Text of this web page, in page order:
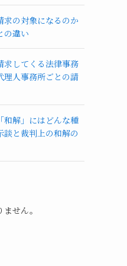
求の対象になるのか
の違い
求してくる法律事務
理人事務所ごとの請
和解」にはどんな種
と裁判上の和解の
せん。